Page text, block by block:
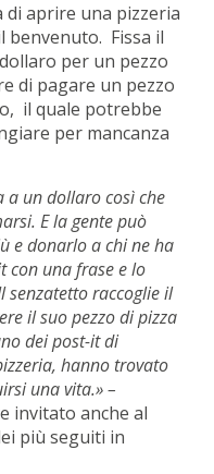
di aprire una pizzeria
benvenuto. Fissa il
per un pezzo
di pagare un pezzo
il quale potrebbe
per mancanza
a un dollaro così che
E la gente può
e donarlo a chi ne ha
con una frase e lo
senzatetto raccoglie il
il suo pezzo di pizza
dei post-it di
hanno trovato
una vita.» –
invitato anche al
più seguiti in